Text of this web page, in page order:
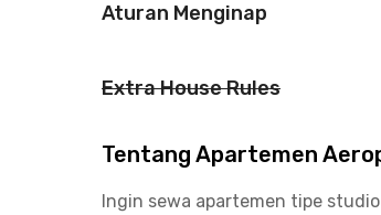
Aturan Menginap
Extra House Rules
Tentang Apartemen
Ingin sewa apartemen tipe